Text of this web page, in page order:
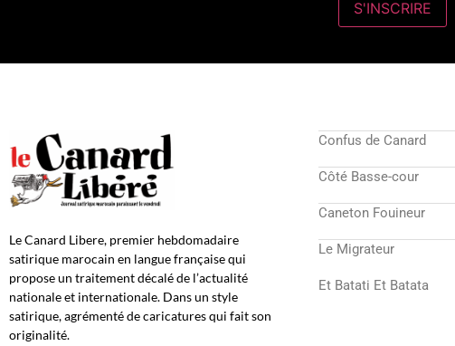
Le Canard Libere, premier hebdomadaire
satirique marocain en langue française qui
propose un traitement décalé de l’actualité
nationale et internationale. Dans un style
satirique, agrémenté de caricatures qui fait son
originalité.
Confus de Canard
Côté Basse-cour
Caneton Fouineur
Le Migrateur
Et Batati Et Batata